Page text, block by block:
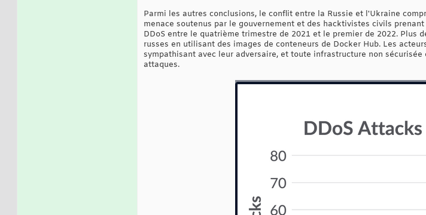
Parmi les autres conclusions, le conflit entre la Russie et l'Ukraine
menace soutenus par le gouvernement et des hacktivistes civils
DDoS entre le quatrième trimestre de 2021 et le premier de 2022. Plus
russes en utilisant des images de conteneurs de Docker Hub. Les
sympathisant avec leur adversaire, et toute infrastructure non
attaques.